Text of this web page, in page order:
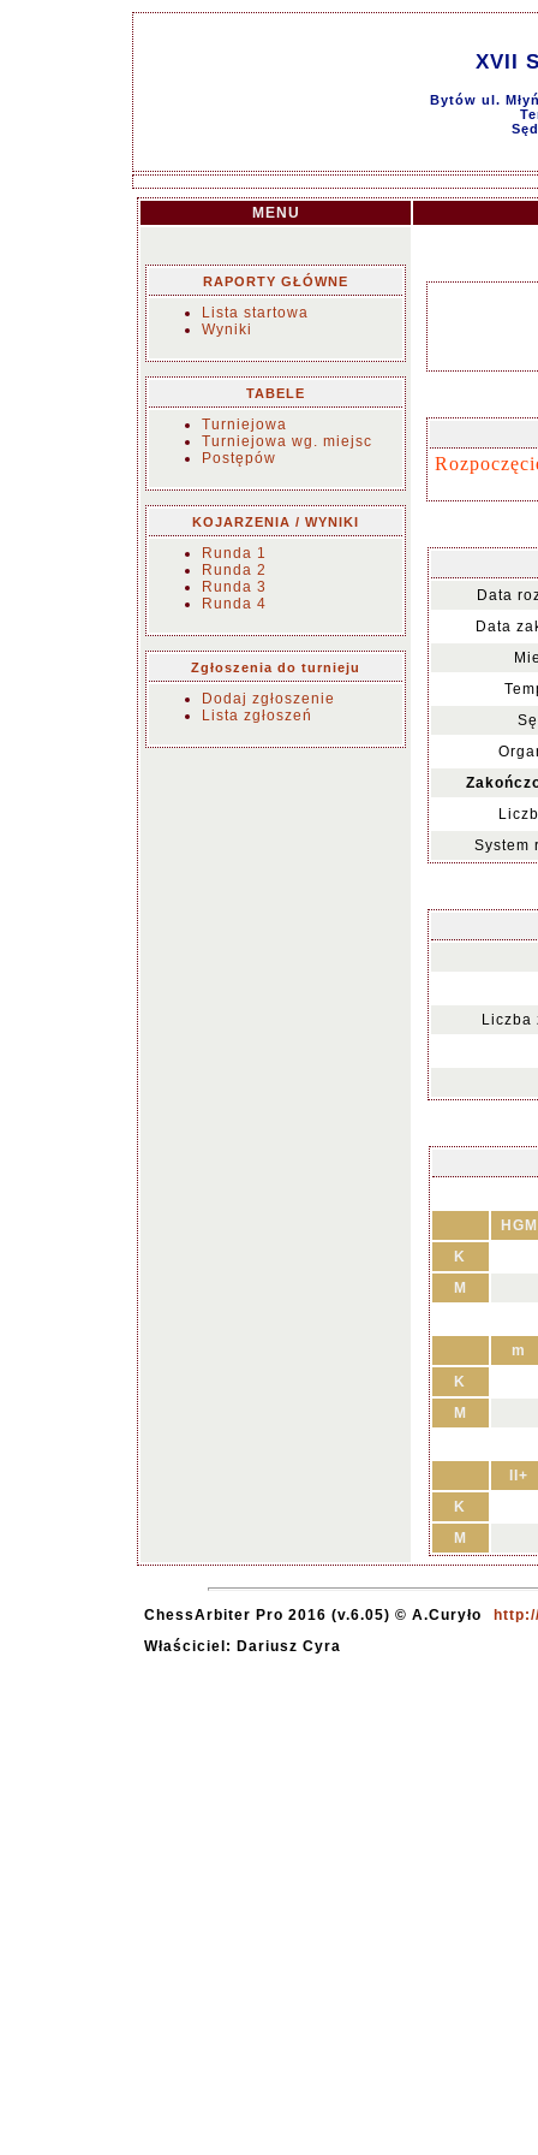
XVII
Bytów ul.
MENU
RAPORTY GŁÓWNE
Lista startowa
Wyniki
TABELE
Turniejowa
Turniejowa wg. miejsc
Postępów
KOJARZENIA / WYNIKI
Runda 1
Runda 2
Runda 3
Runda 4
Zgłoszenia do turnieju
Dodaj zgłoszenie
Lista zgłoszeń
Data
Data
System
Liczba
HGM
K
M
m
K
M
II+
K
M
ChessArbiter Pro 2016 (v.6.05) © A.Curyło
Właściciel: Dariusz Cyra